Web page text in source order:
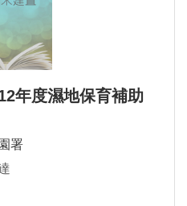
年度濕地保育補助
署